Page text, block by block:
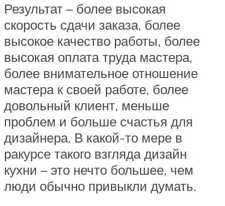
Результат – более высокая
скорость сдачи заказа, более
высокое качество работы, более
высокая оплата труда мастера,
более внимательное отношение
мастера к своей работе, более
довольный клиент, меньше
проблем и больше счастья для
дизайнера. В какой-то мере в
ракурсе такого взгляда дизайн
кухни – это нечто большее, чем
люди обычно привыкли думать.